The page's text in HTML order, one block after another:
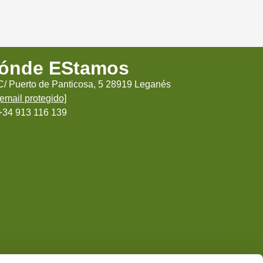
EStamos
Puerto de Panticosa, 5 28919 Leganés
protegido]
913 116 139